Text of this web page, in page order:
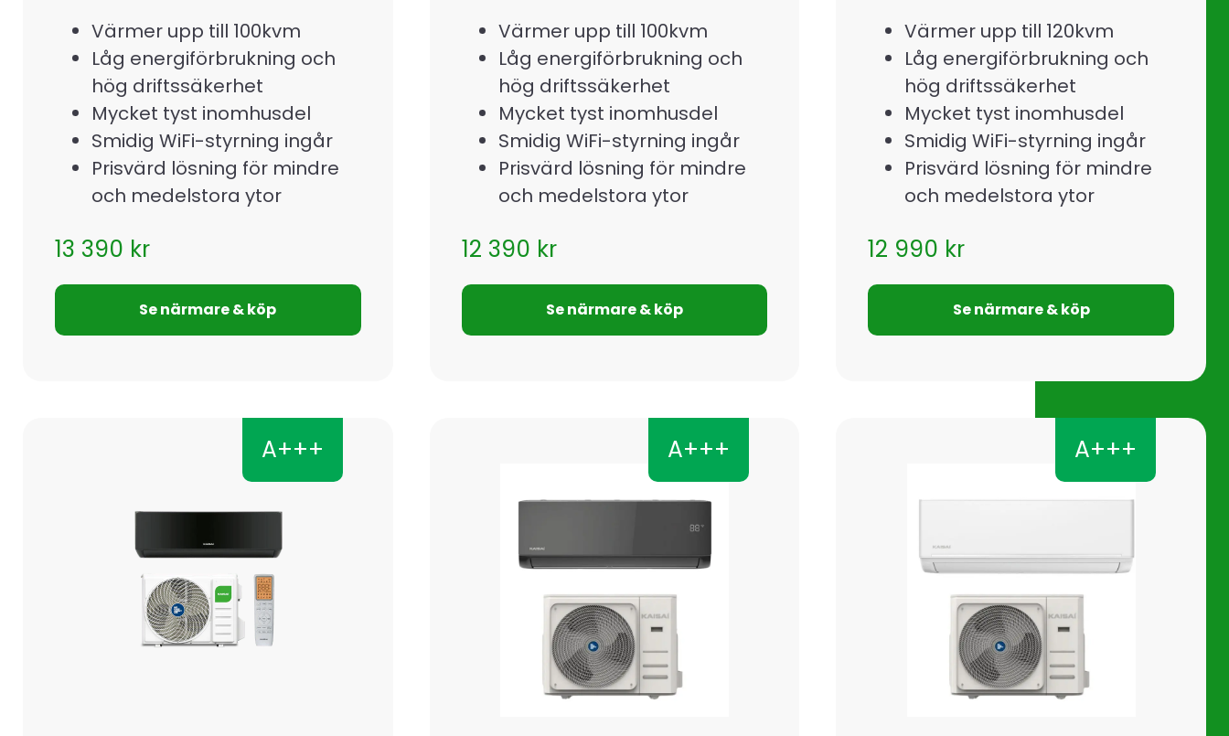
Värmer upp till 100kvm
Låg energiförbrukning och
hög driftssäkerhet
Mycket tyst inomhusdel
Smidig WiFi-styrning ingår
Prisvärd lösning för mindre
och medelstora ytor
13 390 kr
Se närmare & köp
Värmer upp till 100kvm
Låg energiförbrukning och
hög driftssäkerhet
Mycket tyst inomhusdel
Smidig WiFi-styrning ingår
Prisvärd lösning för mindre
och medelstora ytor
12 390 kr
Se närmare & köp
Värmer upp till 120kvm
Låg energiförbrukning och
hög driftssäkerhet
Mycket tyst inomhusdel
Smidig WiFi-styrning ingår
Prisvärd lösning för mindre
och medelstora ytor
12 990 kr
Se närmare & köp
A+++ A+++ A+++